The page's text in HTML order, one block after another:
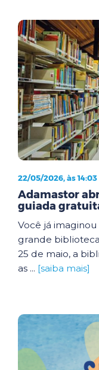
22/05/2026, às 14:03
Adamastor
guiada
Você já
grande
25 de maio, a
as ... [saiba mais]